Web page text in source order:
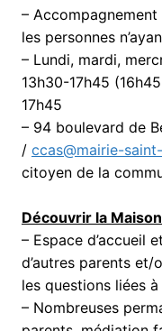
–
les personnes
– Lundi, mardi,
13h30-17h45
17h45
– 94 boulevard de
/ ccas@mairie-
citoyen de la
Découvrir la
– Espace d’accueil
d’autres parents
les questions liées
– Nombreuses